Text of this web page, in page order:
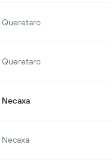
Queretaro
Queretaro
Necaxa
Necaxa